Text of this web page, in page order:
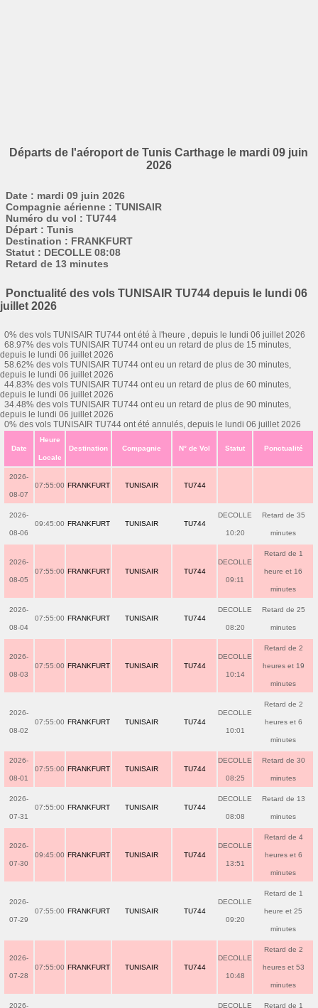
Départs de l'aéroport de Tunis Carthage le mardi 09 juin
2026
Date : mardi 09 juin 2026
Compagnie aérienne : TUNISAIR
Numéro du vol : TU744
Départ : Tunis
Destination : FRANKFURT
Statut : DECOLLE 08:08
Retard de 13 minutes
Ponctualité des vols TUNISAIR TU744 depuis le lundi 06
juillet 2026
0% des vols TUNISAIR TU744 ont été à l'heure , depuis le lundi 06 juillet 2026
68.97% des vols TUNISAIR TU744 ont eu un retard de plus de 15 minutes,
depuis le lundi 06 juillet 2026
58.62% des vols TUNISAIR TU744 ont eu un retard de plus de 30 minutes,
depuis le lundi 06 juillet 2026
44.83% des vols TUNISAIR TU744 ont eu un retard de plus de 60 minutes,
depuis le lundi 06 juillet 2026
34.48% des vols TUNISAIR TU744 ont eu un retard de plus de 90 minutes,
depuis le lundi 06 juillet 2026
0% des vols TUNISAIR TU744 ont été annulés, depuis le lundi 06 juillet 2026
Date
Heure
Locale
Destination Compagnie N° de Vol Statut Ponctualité
2026-
08-07
07:55:00 FRANKFURT TUNISAIR TU744
2026-
08-06
09:45:00 FRANKFURT TUNISAIR TU744
DECOLLE
10:20
Retard de 35
minutes
2026-
08-05
07:55:00 FRANKFURT TUNISAIR TU744
DECOLLE
09:11
Retard de 1
heure et 16
minutes
2026-
08-04
07:55:00 FRANKFURT TUNISAIR TU744
DECOLLE
08:20
Retard de 25
minutes
2026-
08-03
07:55:00 FRANKFURT TUNISAIR TU744
DECOLLE
10:14
Retard de 2
heures et 19
minutes
2026-
08-02
07:55:00 FRANKFURT TUNISAIR TU744
DECOLLE
10:01
Retard de 2
heures et 6
minutes
2026-
08-01
07:55:00 FRANKFURT TUNISAIR TU744
DECOLLE
08:25
Retard de 30
minutes
2026-
07-31
07:55:00 FRANKFURT TUNISAIR TU744
DECOLLE
08:08
Retard de 13
minutes
2026-
07-30
09:45:00 FRANKFURT TUNISAIR TU744
DECOLLE
13:51
Retard de 4
heures et 6
minutes
2026-
07-29
07:55:00 FRANKFURT TUNISAIR TU744
DECOLLE
09:20
Retard de 1
heure et 25
minutes
2026-
07-28
07:55:00 FRANKFURT TUNISAIR TU744
DECOLLE
10:48
Retard de 2
heures et 53
minutes
2026- DECOLLE Retard de 1